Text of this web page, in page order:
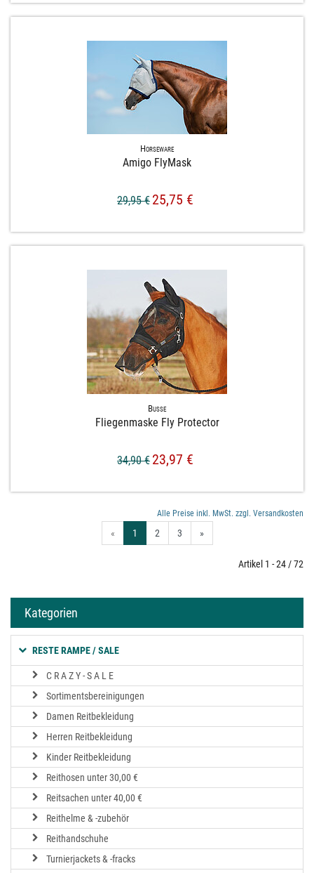
Horseware
Amigo FlyMask
29,95 € 25,75 €
Busse
Fliegenmaske Fly Protector
34,90 € 23,97 €
Alle Preise inkl. MwSt. zzgl. Versandkosten
« 1 2 3 »
Artikel 1 - 24 / 72
Kategorien
RESTE RAMPE / SALE
C R A Z Y - S A L E
Sortimentsbereinigungen
Damen Reitbekleidung
Herren Reitbekleidung
Kinder Reitbekleidung
Reithosen unter 30,00 €
Reitsachen unter 40,00 €
Reithelme & -zubehör
Reithandschuhe
Turnierjackets & -fracks